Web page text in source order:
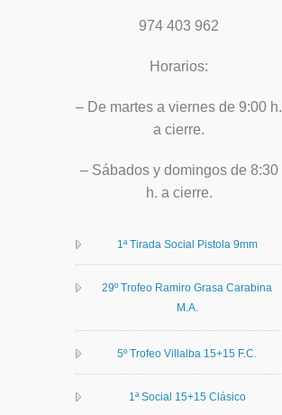
974 403 962
Horarios:
– De martes a viernes de 9:00 h.
a cierre.
– Sábados y domingos de 8:30
h. a cierre.
1ª Tirada Social Pistola 9mm
29º Trofeo Ramiro Grasa Carabina
M.A.
5º Trofeo Villalba 15+15 F.C.
1ª Social 15+15 Clásico